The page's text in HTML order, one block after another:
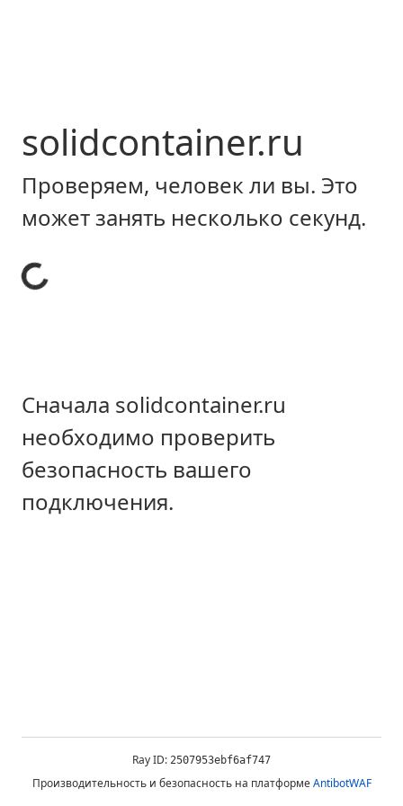
solidcontainer.ru
Проверяем, человек ли вы. Это
может занять несколько секунд.
Сначала solidcontainer.ru
необходимо проверить
безопасность вашего
подключения.
Ray ID: 2507953ebf6af747
Производительность и безопасность на платформе AntibotWAF